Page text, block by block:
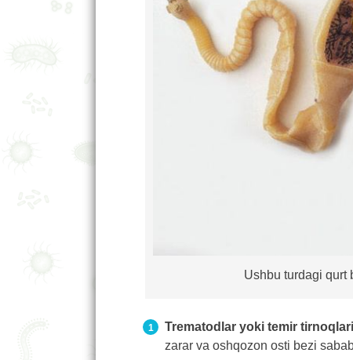
Ushbu turdagi qurt
Trematodlar yoki temir tirnoqlari
zarar va oshqozon osti bezi